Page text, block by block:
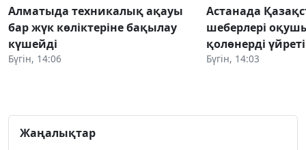
Алматыда техникалық ақауы
бар жүк көліктеріне бақылау
күшейді
Бүгін, 14:06
Астанада
шеберлері
қолөнерді
Бүгін, 14:03
Жаңалықтар